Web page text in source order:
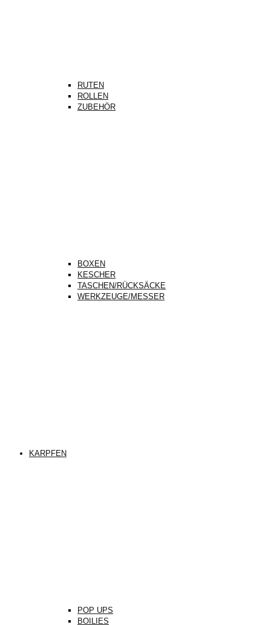
RUTEN
ROLLEN
ZUBEHÖR
BOXEN
KESCHER
TASCHEN/RÜCKSÄCKE
WERKZEUGE/MESSER
KARPFEN
POP UPS
BOILIES